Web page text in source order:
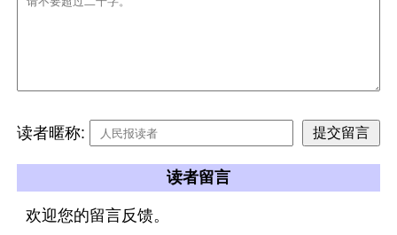
读者暱称:
读者留言
欢迎您的留言反馈。